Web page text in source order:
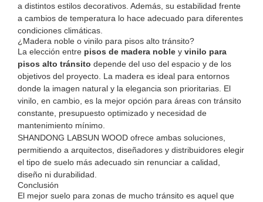
a distintos estilos decorativos. Además, su estabilidad frente
a cambios de temperatura lo hace adecuado para diferentes
condiciones climáticas.
¿Madera noble o vinilo para pisos alto tránsito?
La elección entre pisos de madera noble yvinilo para
pisos alto tránsito depende del uso del espacio y de los
objetivos del proyecto. La madera es ideal para entornos
donde la imagen natural y la elegancia son prioritarias. El
vinilo, en cambio, es la mejor opción para áreas con tránsito
constante, presupuesto optimizado y necesidad de
mantenimiento mínimo.
SHANDONG LABSUN WOOD ofrece ambas soluciones,
permitiendo a arquitectos, diseñadores y distribuidores elegir
el tipo de suelo más adecuado sin renunciar a calidad,
diseño ni durabilidad.
Conclusión
El mejor suelo para zonas de mucho tránsito es aquel que